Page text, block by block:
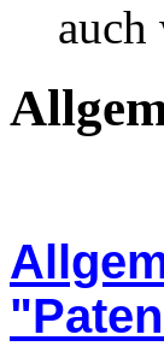
auch